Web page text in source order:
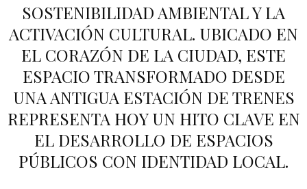
SOSTENIBILIDAD AMBIENTAL Y LA
ACTIVACIÓN CULTURAL. UBICADO EN
EL CORAZÓN DE LA CIUDAD, ESTE
ESPACIO TRANSFORMADO DESDE
UNA ANTIGUA ESTACIÓN DE TRENES
REPRESENTA HOY UN HITO CLAVE EN
EL DESARROLLO DE ESPACIOS
PÚBLICOS CON IDENTIDAD LOCAL.